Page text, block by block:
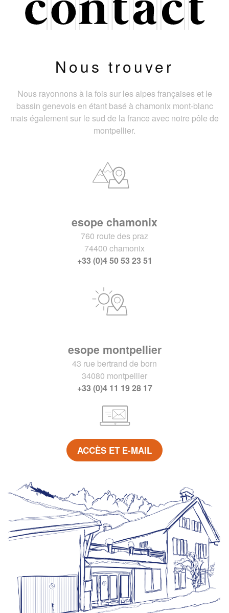
Nous trouver
Nous rayonnons à la fois sur les alpes françaises et le
bassin genevois en étant basé à chamonix mont-blanc
mais également sur le sud de la france avec notre pôle de
montpellier.
esope chamonix
760 route des praz
74400 chamonix
+33 (0)4 50 53 23 51
esope montpellier
43 rue bertrand de born
34080 montpellier
+33 (0)4 11 19 28 17
ACCÈS ET E-MAIL